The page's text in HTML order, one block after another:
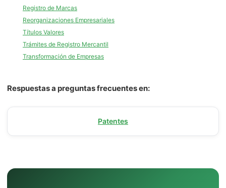
Registro de Marcas
Reorganizaciones Empresariales
Títulos Valores
Trámites de Registro Mercantil
Transformación de Empresas
Respuestas a preguntas frecuentes en:
Patentes